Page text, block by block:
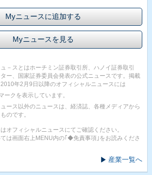
Myニュースに追加する
Myニュースを見る
－スとはホーチミン証券取引所、ハノイ証券取引
ー、国家証券委員会発表の公式ニュースです。掲載
年2月9日以降のオフィシャルニュースには
ークを表示しています。
ース以外のニュースは、経済誌、各種メディアから
のです。
オフィシャルニュースにてご確認ください。
は画面右上MENU内の｢◆免責事項｣をお読みくださ
産業一覧へ